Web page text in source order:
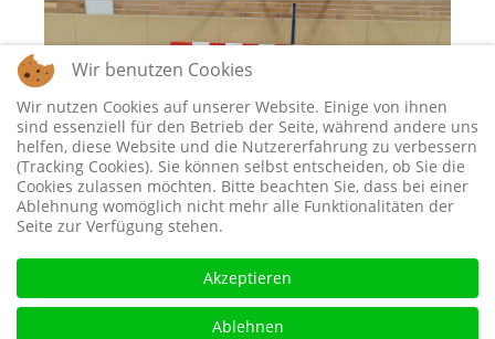
(von links: Niklas Roppelt, Michael Kromer, Miron Kromer,
Wir benutzen Cookies
Wir nutzen Cookies auf unserer Website. Einige von ihnen
sind essenziell für den Betrieb der Seite, während andere uns
helfen, diese Website und die Nutzererfahrung zu verbessern
(Tracking Cookies). Sie können selbst entscheiden, ob Sie die
Cookies zulassen möchten. Bitte beachten Sie, dass bei einer
Ablehnung womöglich nicht mehr alle Funktionalitäten der
Seite zur Verfügung stehen.
Akzeptieren
Ablehnen